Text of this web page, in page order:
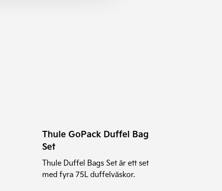
Thule GoPack Duffel Bag
Set
Thule Duffel Bags Set är ett set
med fyra 75L duffelväskor.